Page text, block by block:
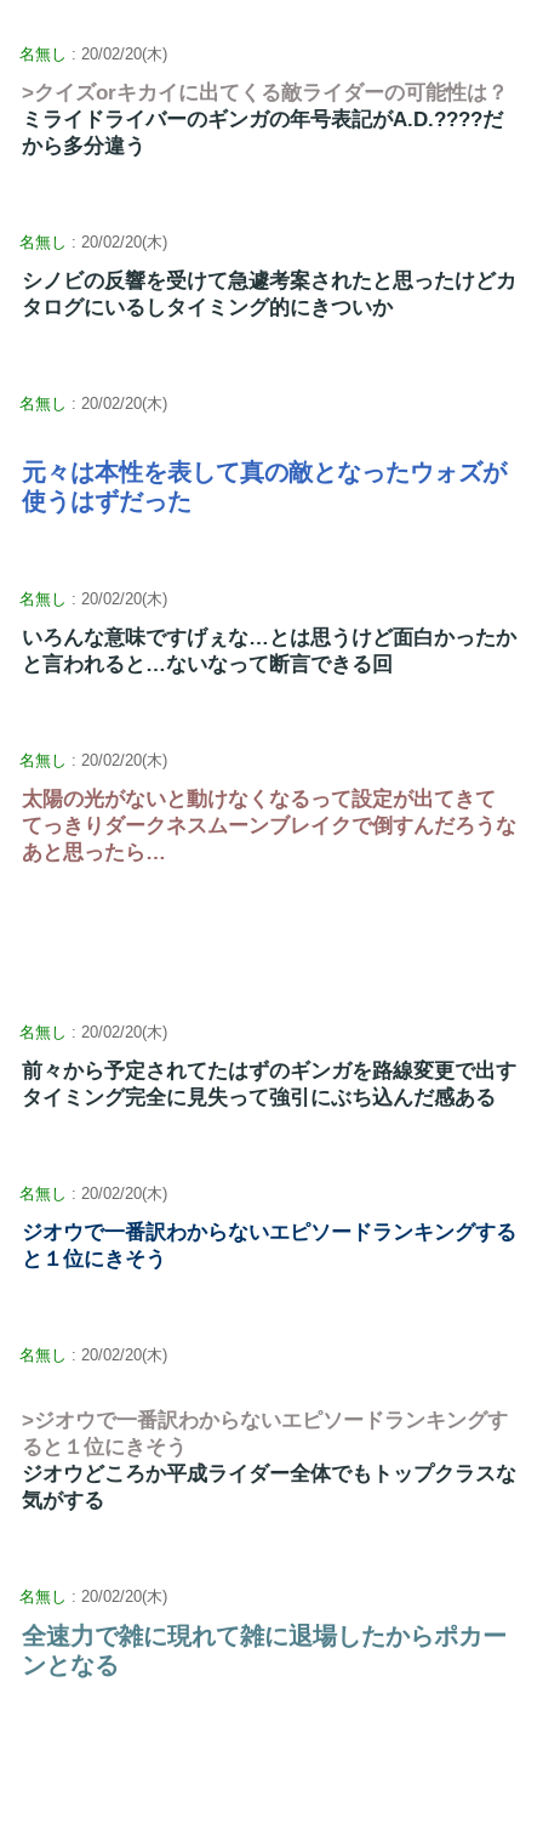
名無し : 20/02/20(木)
>クイズorキカイに出てくる敵ライダーの可能性は？
ミライドライバーのギンガの年号表記がA.D.????だ
から多分違う
名無し : 20/02/20(木)
シノビの反響を受けて急遽考案されたと思ったけどカ
タログにいるしタイミング的にきついか
名無し : 20/02/20(木)
元々は本性を表して真の敵となったウォズが
使うはずだった
名無し : 20/02/20(木)
いろんな意味ですげぇな…とは思うけど面白かったか
と言われると…ないなって断言できる回
名無し : 20/02/20(木)
太陽の光がないと動けなくなるって設定が出てきて
てっきりダークネスムーンブレイクで倒すんだろうな
あと思ったら…
名無し : 20/02/20(木)
前々から予定されてたはずのギンガを路線変更で出す
タイミング完全に見失って強引にぶち込んだ感ある
名無し : 20/02/20(木)
ジオウで一番訳わからないエピソードランキングする
と１位にきそう
名無し : 20/02/20(木)
>ジオウで一番訳わからないエピソードランキングす
ると１位にきそう
ジオウどころか平成ライダー全体でもトップクラスな
気がする
名無し : 20/02/20(木)
全速力で雑に現れて雑に退場したからポカー
ンとなる